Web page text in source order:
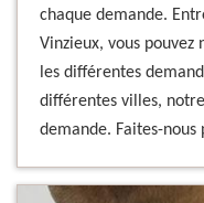
chaque demande.
Vinzieux, vous
les différentes
différentes villes,
demande. Faites-